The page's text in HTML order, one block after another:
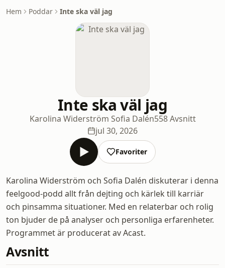
Hem Poddar Inte ska väl jag
Inte ska väl jag
Karolina Widerström Sofia Dalén558 Avsnitt
jul 30, 2026
Favoriter
Karolina Widerström och Sofia Dalén diskuterar i denna
feelgood-podd allt från dejting och kärlek till karriär
och pinsamma situationer. Med en relaterbar och rolig
ton bjuder de på analyser och personliga erfarenheter.
Programmet är producerat av Acast.
Avsnitt